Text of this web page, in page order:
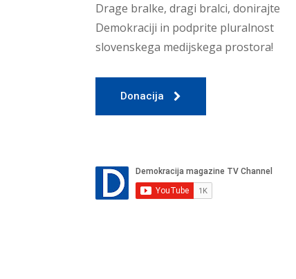
Drage bralke, dragi bralci, donirajte
Demokraciji in podprite pluralnost
slovenskega medijskega prostora!
Donacija